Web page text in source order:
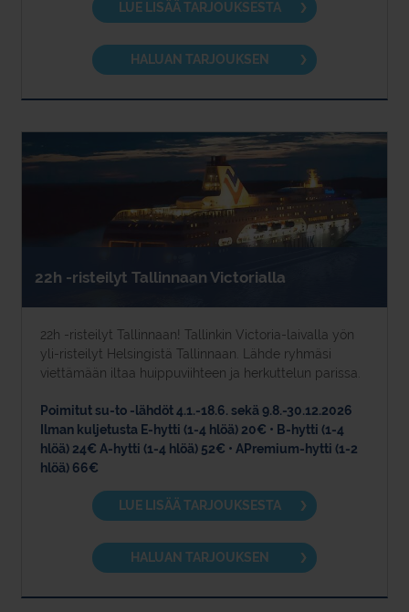
LUE LISÄÄ TARJOUKSESTA
HALUAN TARJOUKSEN
22h -risteilyt Tallinnaan Victorialla
22h -risteilyt Tallinnaan! Tallinkin Victoria-laivalla yön
yli-risteilyt Helsingistä Tallinnaan. Lähde ryhmäsi
viettämään iltaa huippuviihteen ja herkuttelun parissa.
Poimitut su-to -lähdöt 4.1.-18.6. sekä 9.8.-30.12.2026
Ilman kuljetusta E-hytti (1-4 hlöä) 20€ • B-hytti (1-4
hlöä) 24€ A-hytti (1-4 hlöä) 52€ • APremium-hytti (1-2
hlöä) 66€
LUE LISÄÄ TARJOUKSESTA
HALUAN TARJOUKSEN